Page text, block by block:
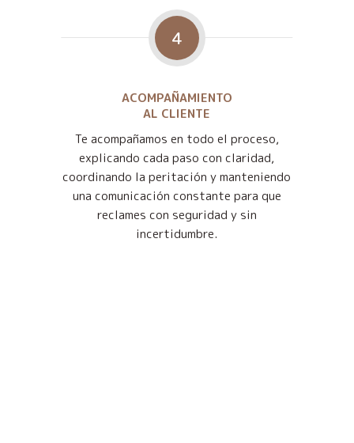
4
ACOMPAÑAMIENTO
AL CLIENTE
Te acompañamos en todo el proceso,
explicando cada paso con claridad,
coordinando la peritación y manteniendo
una comunicación constante para que
reclames con seguridad y sin
incertidumbre.